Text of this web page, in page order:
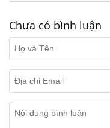
Chưa có bình luận